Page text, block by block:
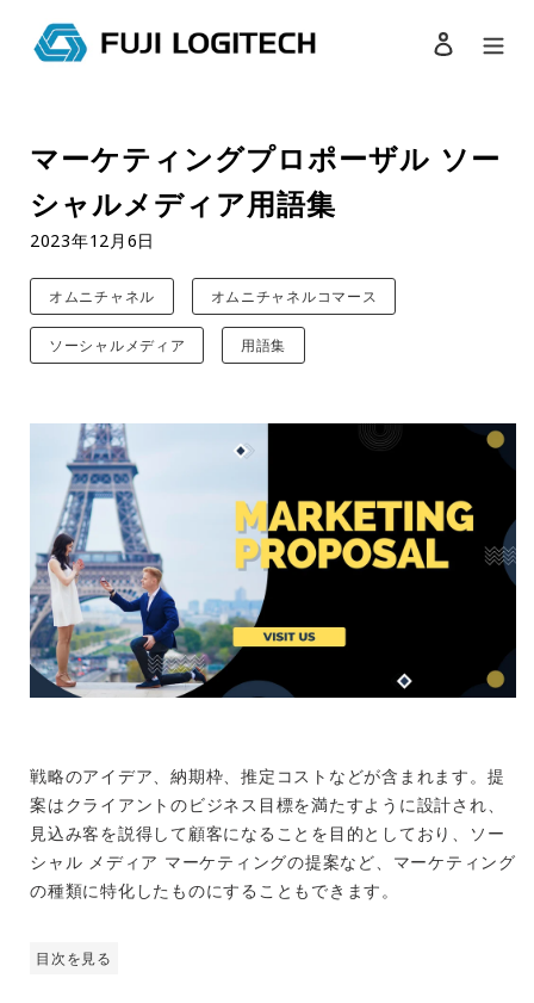
検索
ログイン
マーケティングプロポーザル ソー
シャルメディア用語集
2023年12月6日
オムニチャネル オムニチャネルコマース
ソーシャルメディア 用語集
戦略のアイデア、納期枠、推定コストなどが含まれます。提
案はクライアントのビジネス目標を満たすように設計され、
見込み客を説得して顧客になることを目的としており、ソー
シャル メディア マーケティングの提案など、マーケティング
の種類に特化したものにすることもできます。
目次を見る